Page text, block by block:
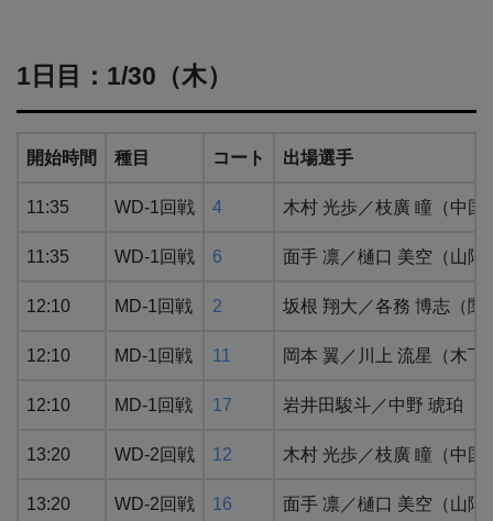
1日目：1/30（木）
開始時間 種目 コート 出場選手
11:35 WD-1回戦 4 木村 光歩／枝廣 瞳（中
11:35 WD-1回戦 6 面手 凛／樋口 美空（山
12:10 MD-1回戦 2 坂根 翔大／各務 博志（
12:10 MD-1回戦 11 岡本 翼／川上 流星（木
12:10 MD-1回戦 17 岩井田駿斗／中野 琥珀
13:20 WD-2回戦 12 木村 光歩／枝廣 瞳（中
13:20 WD-2回戦 16 面手 凛／樋口 美空（山